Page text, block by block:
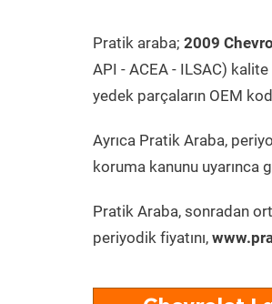
Pratik araba; 2009
API - ACEA - ILSAC)
yedek parçaların OEM
Ayrıca Pratik Araba,
koruma kanunu uyarınca
Pratik Araba, sonradan
periyodik fiyatını,